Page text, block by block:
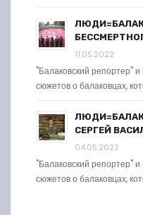
11.05.2022
"Балаковский репортер"
сюжетов о балаковцах,
СЕРГЕЙ
04.05.2022
"Балаковский репортер"
сюжетов о балаковцах,